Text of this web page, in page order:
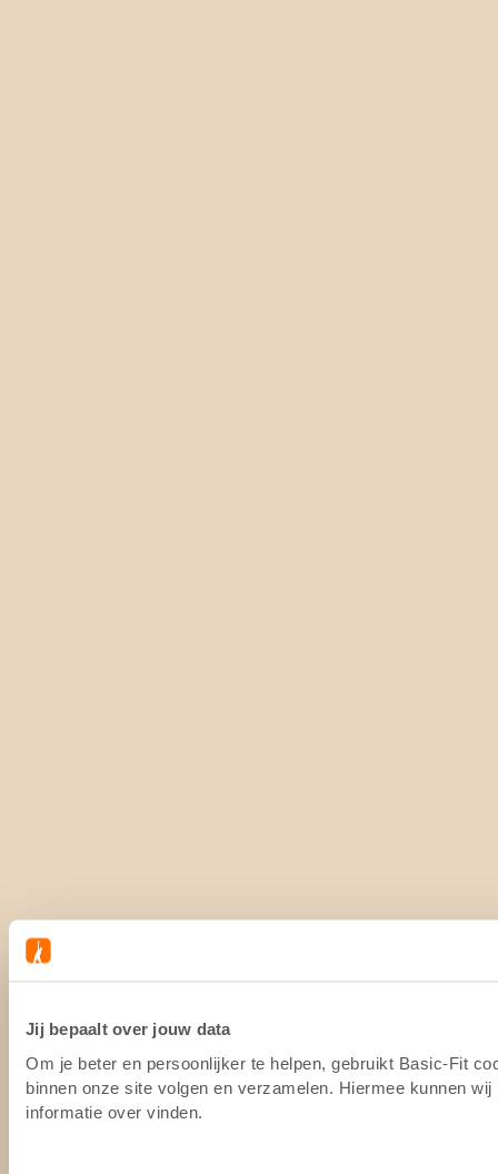
Jij bepaalt over jouw data
Om je beter en persoonlijker te helpen, gebruikt Basic-Fit
binnen onze site volgen en verzamelen. Hiermee kunnen
informatie over vinden.